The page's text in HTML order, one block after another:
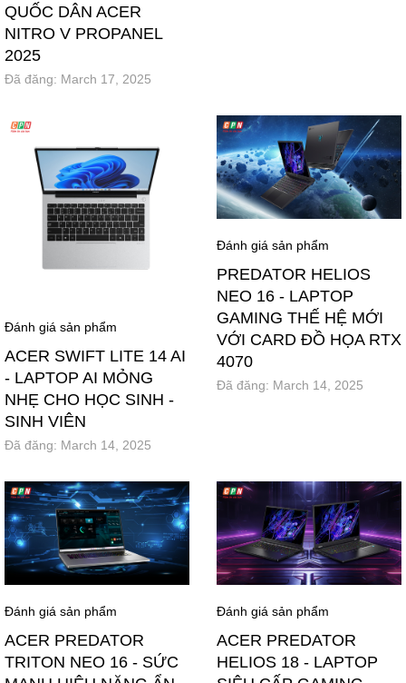
QUỐC DÂN ACER
NITRO V PROPANEL
2025
Đã đăng: March 17, 2025
Đánh giá sản phẩm
ACER SWIFT LITE 14 AI
- LAPTOP AI MỎNG
NHẸ CHO HỌC SINH -
SINH VIÊN
Đã đăng: March 14, 2025
Đánh giá sản phẩm
PREDATOR HELIOS
NEO 16 - LAPTOP
GAMING THẾ HỆ MỚI
VỚI CARD ĐỒ HỌA RTX
4070
Đã đăng: March 14, 2025
Đánh giá sản phẩm
ACER PREDATOR
TRITON NEO 16 - SỨC
Đánh giá sản phẩm
ACER PREDATOR
HELIOS 18 - LAPTOP